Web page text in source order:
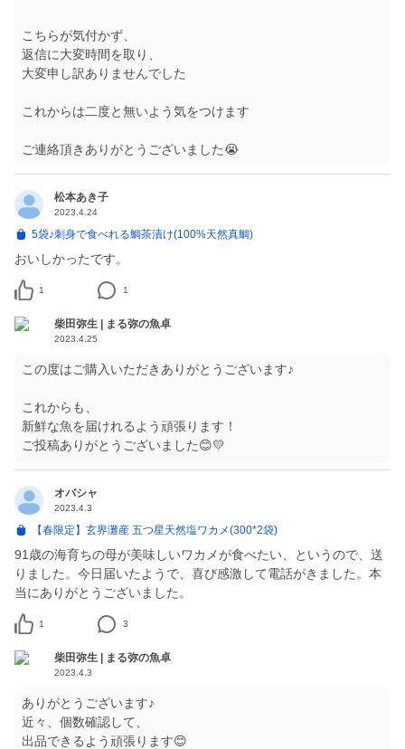
こちらが気付かず、
返信に大変時間を取り、
大変申し訳ありませんでした
これからは二度と無いよう気をつけます
ご連絡頂きありがとうございました😭
松本あき子
2023.4.24
5袋♪刺身で食べれる鯛茶漬け(100%天然真鯛)
おいしかったです。
1 1
柴田弥生 | まる弥の魚卓
2023.4.25
この度はご購入いただきありがとうございます♪
これからも、
新鮮な魚を届けれるよう頑張ります！
ご投稿ありがとうございました😊💛
オバシャ
2023.4.3
【春限定】玄界灘産 五つ星天然塩ワカメ(300*2袋)
91歳の海育ちの母が美味しいワカメが食べたい、というので、送
りました。今日届いたようで、喜び感激して電話がきました。本
当にありがとうございました。
1 3
柴田弥生 | まる弥の魚卓
2023.4.3
ありがとうございます♪
近々、個数確認して、
出品できるよう頑張ります😊